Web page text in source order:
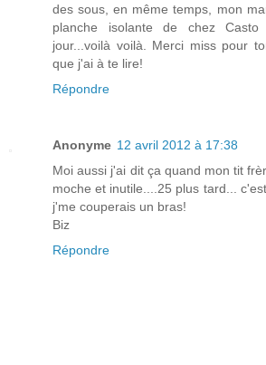
des sous, en même temps, mon
planche isolante de chez
jour...voilà voilà. Merci miss pour
que j'ai à te lire!
Répondre
Anonyme 12 avril 2012 à 17:38
Moi aussi j'ai dit ça quand mon tit
moche et inutile....25 plus tard...
j'me couperais un bras!
Biz
Répondre